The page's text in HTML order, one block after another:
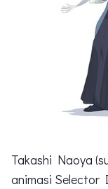
Takashi Naoya
animasi Selector